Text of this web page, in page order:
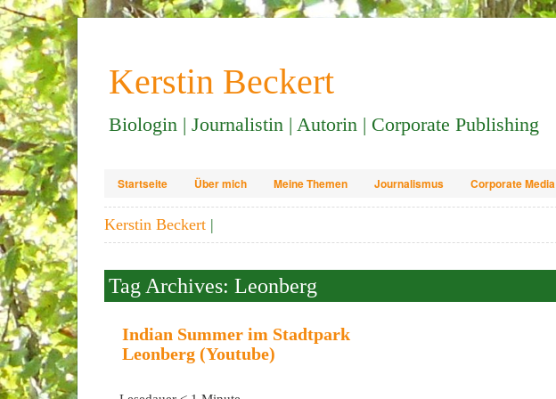
Kerstin Beckert
Biologin | Journalistin | Autorin | Corporate Publishing
Startseite Über mich Meine Themen Journalismus Corporate Media
Kerstin Beckert |
Tag Archives: Leonberg
Indian Summer im Stadtpark
Leonberg (Youtube)